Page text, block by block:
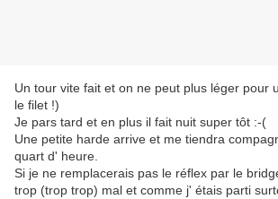
Un tour vite fait et on ne peut plus léger pour
le filet !)
Je pars tard et en plus il fait nuit super tôt :-(
Une petite harde arrive et me tiendra
quart d' heure.
Si je ne remplacerais pas le réflex par le
trop (trop trop) mal et comme j' étais parti